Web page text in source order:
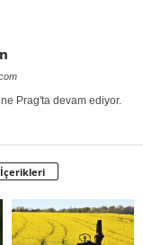
Prag'ta devam ediyor.
İçerikleri